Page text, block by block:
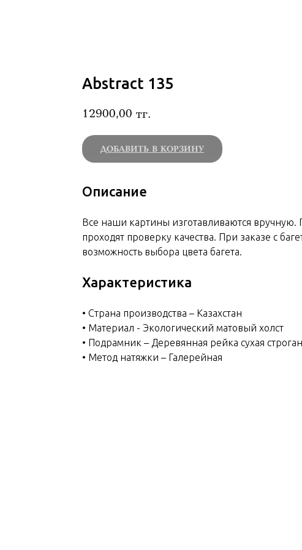
Abstract 135
12900,00 тг.
ДОБАВИТЬ В КОРЗИНУ
Описание
Все наши картины изготавливаются вручную.
проходят проверку качества. При заказе с
возможность выбора цвета багета.
Характеристика
• Страна производства – Казахстан
• Материал - Экологический матовый холст
• Подрамник – Деревянная рейка сухая
• Метод натяжки – Галерейная